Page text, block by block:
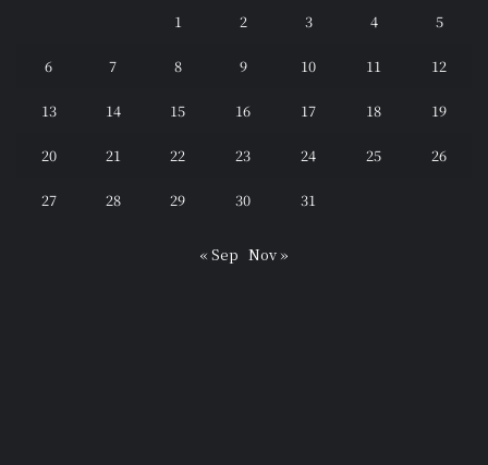
1
2 3 4 5
6 7 8 9 10 11 12
13 14 15 16 17 18 19
20 21 22 23 24 25 26
27 28 29 30 31
« Sep Nov »